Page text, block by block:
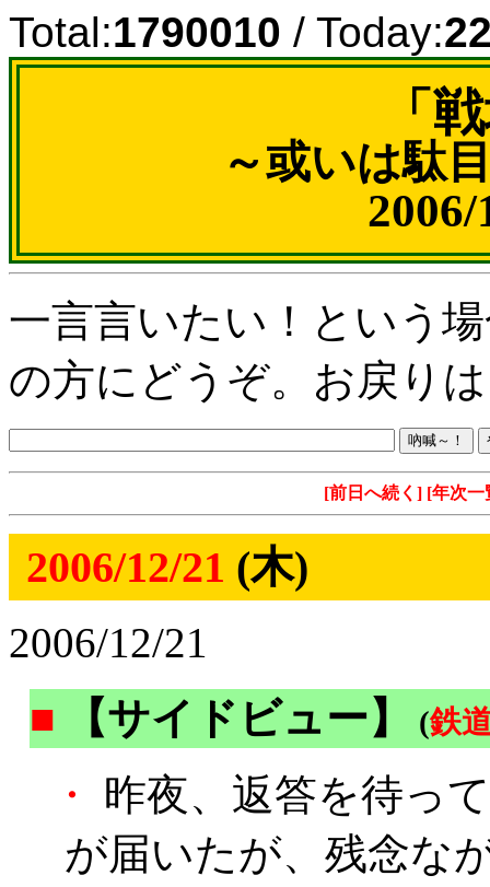
Total:1790010 / Today:
「
～或いは駄
一言言いたい！という
の方にどうぞ。お戻りは
[前日へ続く] [年次一
2006/12/21 (木)
2006/12/21
■
【サイドビュー】 (鉄
・
昨夜、返答を待っ
が届いたが、残念な